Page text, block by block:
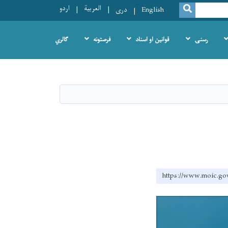
SEARCH
English دری العربية اردو
رسنۍ قوانین او اسناد فرصتونه ګالري
https://